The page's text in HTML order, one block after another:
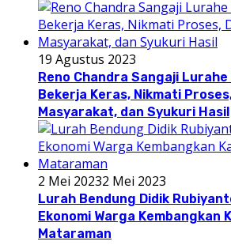
19 Agustus 2023
Reno Chandra Sangaji
Bekerja Keras, Nikmati
Masyarakat, dan Syukuri Hasil
2 Mei 20232 Mei 2023
Lurah Bendung Didik
Ekonomi Warga Kembangkan
Mataraman